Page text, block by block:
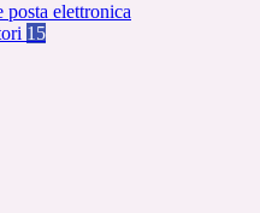
posta elettronica
15